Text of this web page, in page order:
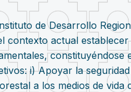
de Desarrollo
contexto actual
i) Apoyar la
a los medios de vida